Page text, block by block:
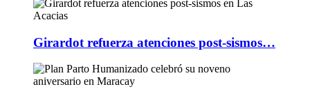
Girardot refuerza atenciones post-sismos…